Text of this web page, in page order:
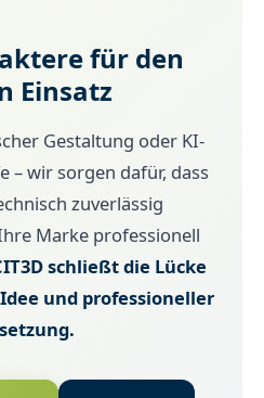
für den
Einsatz
Gestaltung oder KI-
– wir sorgen dafür, dass
zuverlässig
Marke professionell
schließt die Lücke
und professioneller